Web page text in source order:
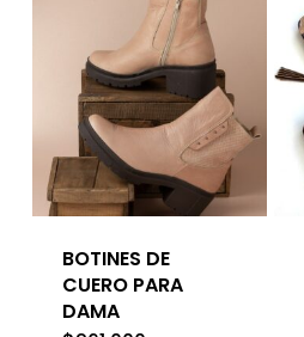
BOTINES DE
CUERO PARA
DAMA